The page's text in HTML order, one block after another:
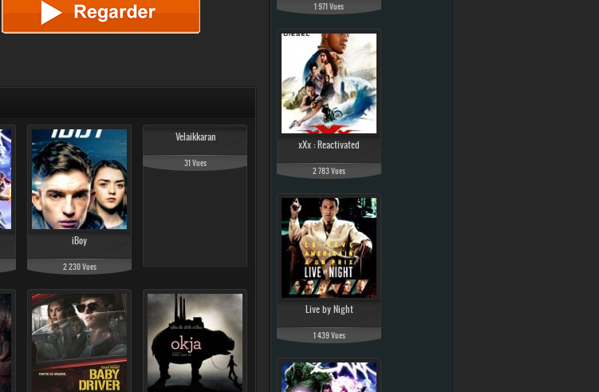
iBoy
2 230 Vues
Velaikkaran
31 Vues
1 971 Vues
xXx : Reactivated
2 783 Vues
Live by Night
1 439 Vues